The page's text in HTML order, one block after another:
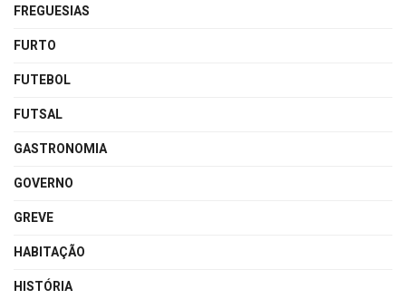
FREGUESIAS
FURTO
FUTEBOL
FUTSAL
GASTRONOMIA
GOVERNO
GREVE
HABITAÇÃO
HISTÓRIA